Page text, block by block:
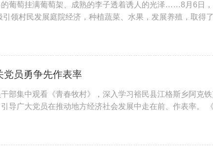
葡萄挂满葡萄架、成熟的李子透着诱人的光泽……8月6日
领村民发展庭院经济，种植蔬菜、水果，发展养殖，取得
党员勇争先作表率
部集中观看《青春牧村》，深入学习裕民县江格斯乡阿克
导广大党员在推动地方经济社会发展中走在前、作表率。